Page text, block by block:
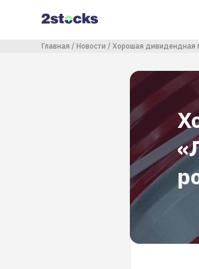
содержанию
Строка навигации
Главная Новости Хорошая дивидендная